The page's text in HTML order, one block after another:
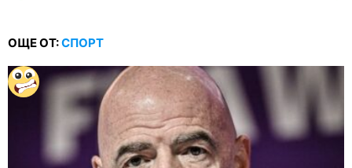
ОЩЕ ОТ:СПОРТ